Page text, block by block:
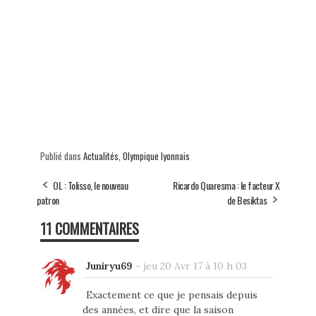
Publié dans Actualités Olympique lyonnais
OL : Tolisso, le nouveau
patron
Ricardo Quaresma : le facteur X
de Besiktas
11 COMMENTAIRES
Juniryu69 - jeu 20 Avr 17 à 10 h 03
Exactement ce que je pensais depuis
des années, et dire que la saison